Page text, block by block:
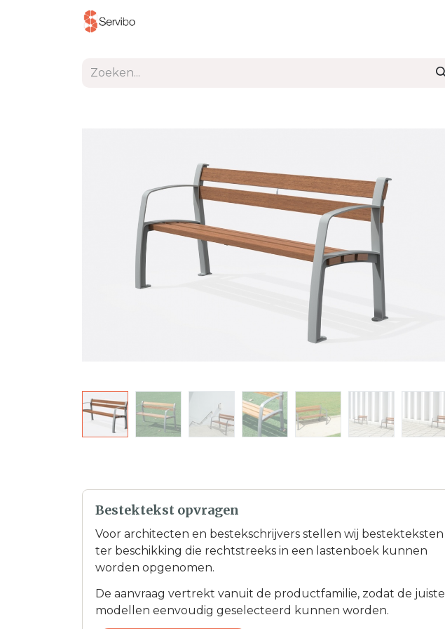
Bestektekst opvragen
Voor architecten en bestekschrijvers stellen wij bestekteksten
ter beschikking die rechtstreeks in een lastenboek kunnen
worden opgenomen.
De aanvraag vertrekt vanuit de productfamilie, zodat de juiste
modellen eenvoudig geselecteerd kunnen worden.